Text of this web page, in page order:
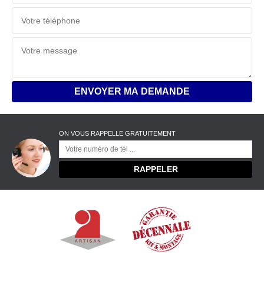
ON VOUS RAPPELLE GRATUITEMENT